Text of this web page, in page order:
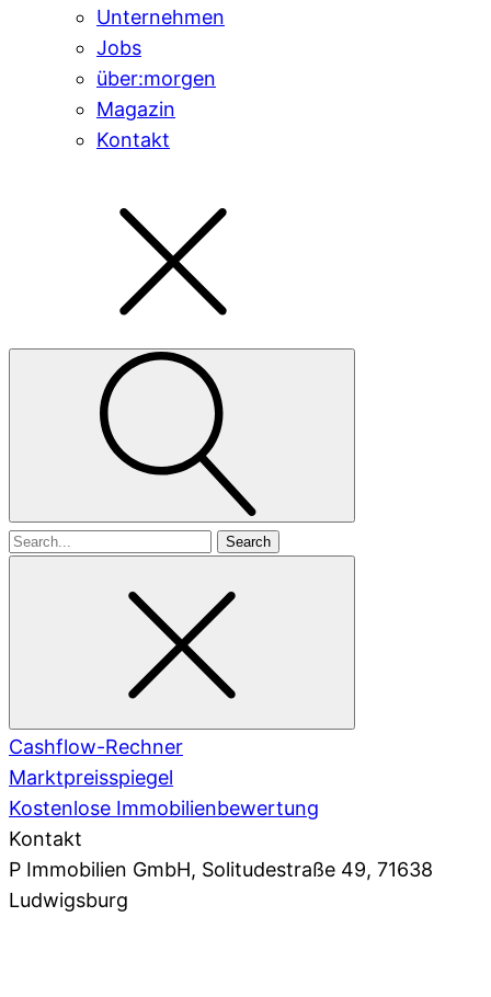
Unternehmen
Jobs
über:morgen
Magazin
Kontakt
Search
Cashflow-Rechner
Marktpreisspiegel
Kostenlose Immobilienbewertung
Kontakt
P Immobilien GmbH, Solitudestraße 49, 71638
Ludwigsburg